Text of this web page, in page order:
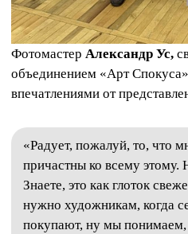
Фотомастер Александр Ус,
объединением «Арт
впечатлениями от
«Радует, пожалуй, то, что
причастны ко всему этому.
Знаете, это как глоток
нужно художникам, когда
покупают, ну мы понимаем,